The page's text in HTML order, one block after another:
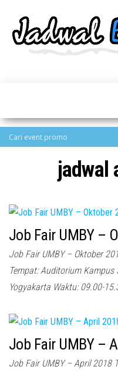
Job
jadwal
Job Fair UMBY –
Job Fair UMBY – Oktober
Tempat: Auditorium
Yogyakarta Waktu: 09.00-
Job Fair UMBY –
Job Fair UMBY – April 2018